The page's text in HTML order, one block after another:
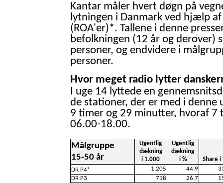
Kantar måler hvert døgn på
lytningen i Danmark ved hjælp
(ROA'er)*. Tallene i denne
befolkningen (12 år og derover)
personer, og endvidere i
personer.
Hvor meget radio lytter
I uge 14 lyttede en
de stationer, der er med i denne
9 timer og 29 minutter, hvoraf
06.00-18.00.
Målgruppe
15-50 år
Ugentlig
dækning
i 1.000
Ugentlig
dækning
i %
Share i
DR P41 1.205 44,9
DR P3
718 26,7